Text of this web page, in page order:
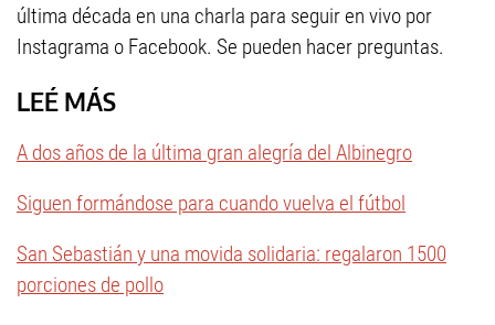
última década en una charla para seguir en vivo por
Instagrama o Facebook. Se pueden hacer preguntas.
LEÉ MÁS
A dos años de la última gran alegría del Albinegro
Siguen formándose para cuando vuelva el fútbol
San Sebastián y una movida solidaria: regalaron 1500
porciones de pollo